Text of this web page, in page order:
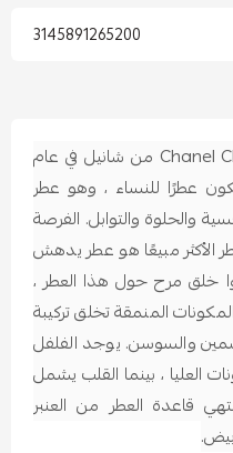
3145891265200
أطلقت دار العطور الشهيرة Chanel Chance من شانيل في عام
عطرًا للنساء ، وهو عطر
والحلوة والتوابل. الفرصة
الأكثر مبيعًا هو عطر يدهش
خلق مرح حول هذا العطر ،
المنمقة تخلق تركيبة
والسوسن. يوجد الفلفل
العليا ، بينما القلب يشمل
قاعدة العطر من العنبر